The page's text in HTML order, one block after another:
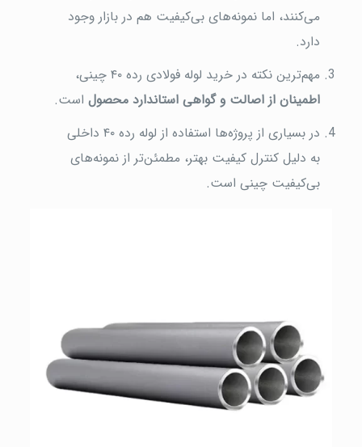
می‌کنند، اما نمونه‌های بی‌کیفیت هم در بازار وجود
دارد.
مهم‌ترین نکته در خرید لوله فولادی رده ۴۰ چینی،
اطمینان از اصالت و گواهی استاندارد محصولاست.
در بسیاری از پروژه‌ها استفاده از لوله رده ۴۰ داخلی
به دلیل کنترل کیفیت بهتر، مطمئن‌تر از نمونه‌های
بی‌کیفیت چینی است.